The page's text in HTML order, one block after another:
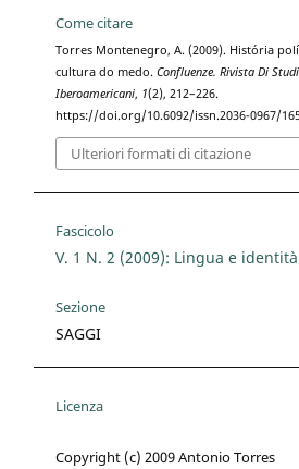
Come citare
Torres Montenegro, A. (2009). História
cultura do medo.Confluenze. Rivista Di Studi
Iberoamericani, 1(2), 212–226.
https://doi.org/10.6092/issn.2036-0967/
Ulteriori formati di citazione
Fascicolo
V. 1 N. 2 (2009): Lingua e identità
Sezione
SAGGI
Licenza
Copyright (c) 2009 Antonio Torres